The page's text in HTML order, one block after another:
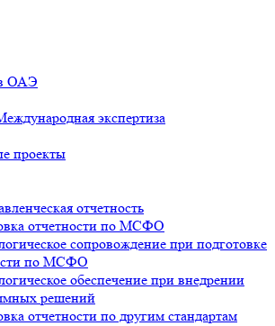
ОАЭ
экспертиза
проекты
отчетность
отчетности по МСФО
сопровождение при подготовке
по МСФО
обеспечение при внедрении
решений
отчетности по другим стандартам